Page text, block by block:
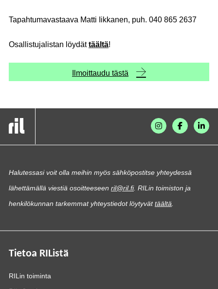
Tapahtumavastaava Matti Iikkanen, puh. 040 865 2637
Osallistujalistan löydättäältä!
Ilmoittaudu tästä
Halutessasi voit olla meihin myös sähköpostitse yhteydessä
lähettämällä viestiä osoitteeseen ril@ril.fi. RILin toimiston ja
henkilökunnan tarkemmat yhteystiedot löytyvättäältä
Tietoa RIListä
RILin toiminta